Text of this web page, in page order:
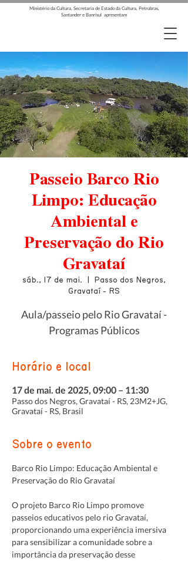
Ministério da Cultura, Secretaria de Estado da Cultura, Petrobras,
Santander e Banrisul apresentam
Passeio Barco Rio
Limpo: Educação
Ambiental e
Preservação do Rio
Gravataí
sáb., 17 de mai.
Passo dos Negros,
Gravataí - RS
Aula/passeio pelo Rio Gravataí -
Programas Públicos
Horário e local
17 de mai. de 2025, 09:00 – 11:30
Passo dos Negros, Gravataí - RS, 23M2+JG,
Gravataí - RS, Brasil
Sobre o evento
Barco Rio Limpo: Educação Ambiental e
Preservação do Rio Gravataí
O projeto Barco Rio Limpo promove
passeios educativos pelo rio Gravataí,
proporcionando uma experiência imersiva
para sensibilizar a comunidade sobre a
importância da preservação desse